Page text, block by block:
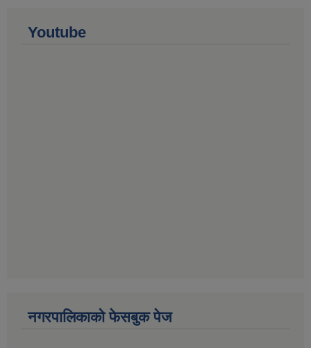
Youtube
नगरपालिकाको फेसबुक पेज